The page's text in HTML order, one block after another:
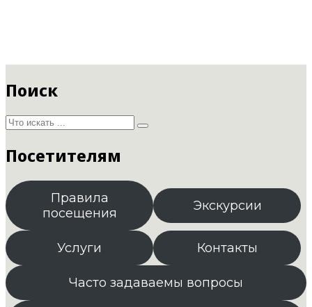
Поиск
Посетителям
Правила
посещения
Экскурсии
Услуги Контакты
Часто задаваемы вопросы